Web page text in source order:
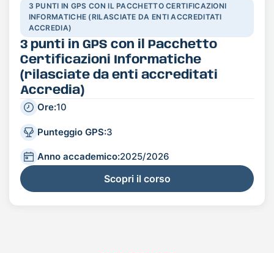
3 PUNTI IN GPS CON IL PACCHETTO CERTIFICAZIONI
INFORMATICHE (RILASCIATE DA ENTI ACCREDITATI
ACCREDIA)
3 punti in GPS con il Pacchetto
Certificazioni Informatiche
(rilasciate da enti accreditati
Accredia)
Ore:10
Punteggio GPS:3
Anno accademico:2025/2026
Scopri il corso